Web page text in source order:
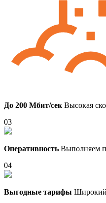
До 200 Мбит/сек Высокая
03
Оперативность Выполняем
04
Выгодные тарифы Широкий